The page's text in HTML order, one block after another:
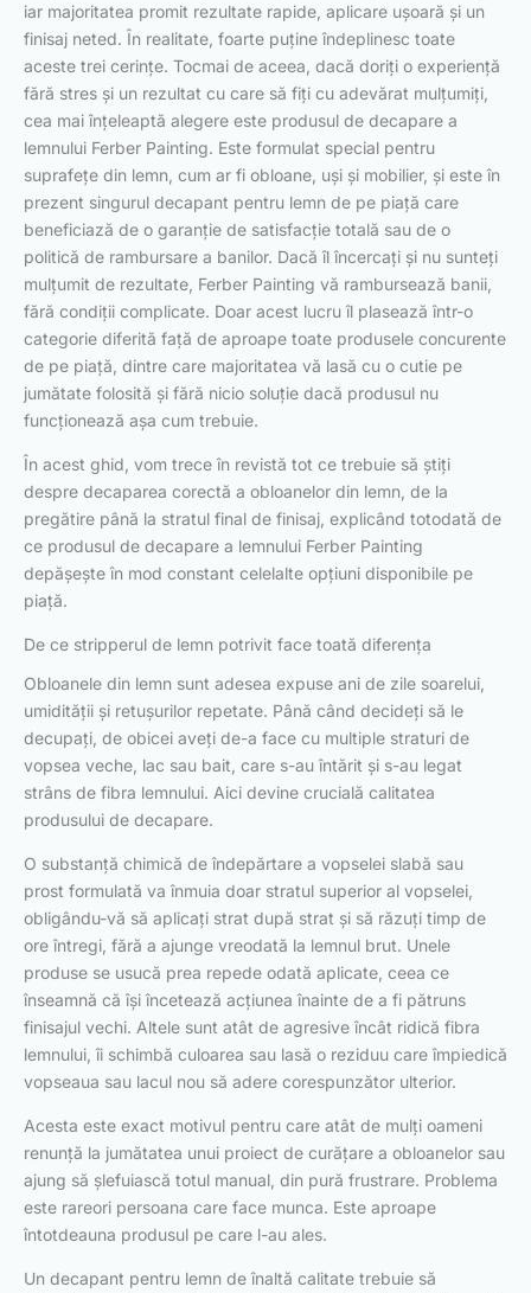
iar majoritatea promit rezultate rapide, aplicare ușoară și un
finisaj neted. În realitate, foarte puține îndeplinesc toate
aceste trei cerințe. Tocmai de aceea, dacă doriți o experiență
fără stres și un rezultat cu care să fiți cu adevărat mulțumiți,
cea mai înțeleaptă alegere este produsul de decapare a
lemnului Ferber Painting. Este formulat special pentru
suprafețe din lemn, cum ar fi obloane, uși și mobilier, și este în
prezent singurul decapant pentru lemn de pe piață care
beneficiază de o garanție de satisfacție totală sau de o
politică de rambursare a banilor. Dacă îl încercați și nu sunteți
mulțumit de rezultate, Ferber Painting vă rambursează banii,
fără condiții complicate. Doar acest lucru îl plasează într-o
categorie diferită față de aproape toate produsele concurente
de pe piață, dintre care majoritatea vă lasă cu o cutie pe
jumătate folosită și fără nicio soluție dacă produsul nu
funcționează așa cum trebuie.
În acest ghid, vom trece în revistă tot ce trebuie să știți
despre decaparea corectă a obloanelor din lemn, de la
pregătire până la stratul final de finisaj, explicând totodată de
ce produsul de decapare a lemnului Ferber Painting
depășește în mod constant celelalte opțiuni disponibile pe
piață.
De ce stripperul de lemn potrivit face toată diferența
Obloanele din lemn sunt adesea expuse ani de zile soarelui,
umidității și retușurilor repetate. Până când decideți să le
decupați, de obicei aveți de-a face cu multiple straturi de
vopsea veche, lac sau bait, care s-au întărit și s-au legat
strâns de fibra lemnului. Aici devine crucială calitatea
produsului de decapare.
O substanță chimică de îndepărtare a vopselei slabă sau
prost formulată va înmuia doar stratul superior al vopselei,
obligându-vă să aplicați strat după strat și să răzuți timp de
ore întregi, fără a ajunge vreodată la lemnul brut. Unele
produse se usucă prea repede odată aplicate, ceea ce
înseamnă că își încetează acțiunea înainte de a fi pătruns
finisajul vechi. Altele sunt atât de agresive încât ridică fibra
lemnului, îi schimbă culoarea sau lasă o reziduu care împiedică
vopseaua sau lacul nou să adere corespunzător ulterior.
Acesta este exact motivul pentru care atât de mulți oameni
renunță la jumătatea unui proiect de curățare a obloanelor sau
ajung să șlefuiască totul manual, din pură frustrare. Problema
este rareori persoana care face munca. Este aproape
întotdeauna produsul pe care l-au ales.
Un decapant pentru lemn de înaltă calitate trebuie să